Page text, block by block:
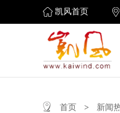
凯风首页
首页 > 新闻